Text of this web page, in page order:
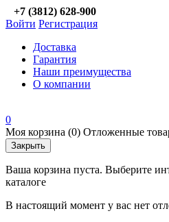
+7 (3812) 628-900
Войти Регистрация
Доставка
Гарантия
Наши преимущества
О компании
0
Моя корзина (0) Отложенные
Закрыть
Ваша корзина пуста. Выберите
каталоге
В настоящий момент у вас нет